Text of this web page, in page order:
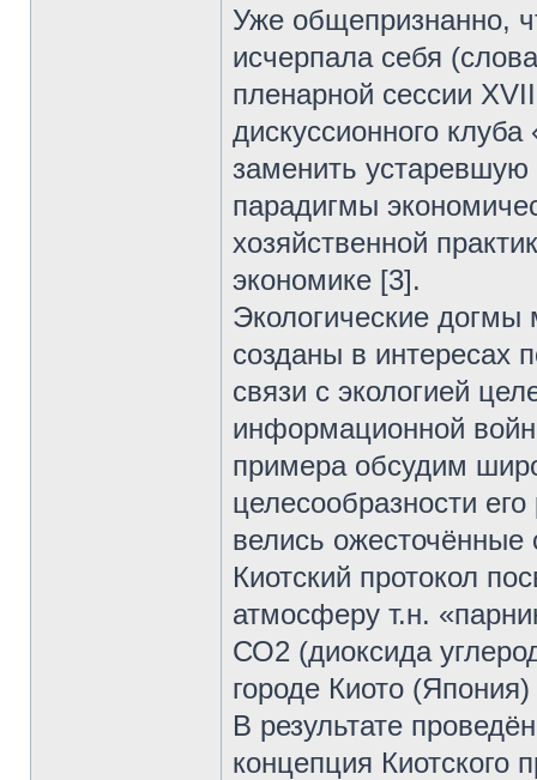
Уже общепризнанно,
исчерпала себя
пленарной сессии
дискуссионного
заменить
парадигмы
хозяйственной
экономике [3].
Экологические догмы
созданы в интересах
связи с экологией
информационной
примера обсудим
целесообразности
велись ожесточённые
Киотский протокол
атмосферу т.н.
СО2 (диоксида
городе Киото
В результате
концепция Киотского